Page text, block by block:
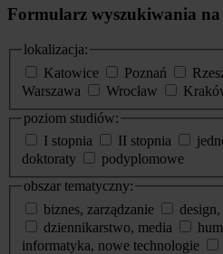
Formularz wyszukiwania na
lokalizacja:
Katowice
Poznań
Warszawa
Wrocław
poziom studiów:
I stopnia
II stopnia
doktoraty
podyplomowe
obszar tematyczny:
biznes, zarządzanie
dziennikarstwo, media
informatyka, nowe technologie